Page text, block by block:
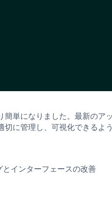
単になりました。最新のア
に管理し、可視化できるよ
インターフェースの改善